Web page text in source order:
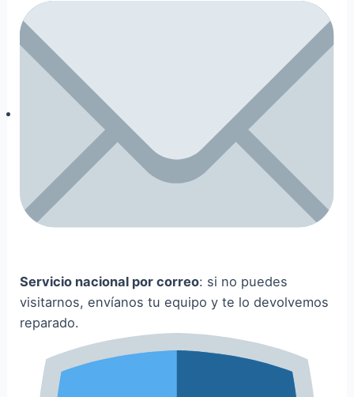
Servicio nacional por correo: si no puedes
visitarnos, envíanos tu equipo y te lo devolvemos
reparado.